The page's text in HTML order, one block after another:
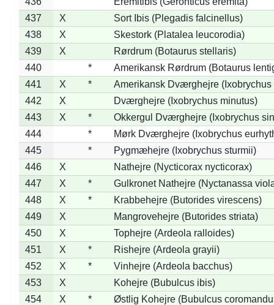
437
X
Sort Ibis (Plegadis falcinellus)
438
X
Skestork (Platalea leucorodia)
439
X
Rørdrum (Botaurus stellaris)
440
*
Amerikansk Rørdrum (Botaurus
441
X *
Amerikansk Dværghejre (Ixobrychus
442
X
Dværghejre (Ixobrychus minutus)
443
X *
Okkergul Dværghejre (Ixobrychus
444
*
Mørk Dværghejre (Ixobrychus
445
*
Pygmæhejre (Ixobrychus sturmii)
446
X
Nathejre (Nycticorax nycticorax)
447
X *
Gulkronet Nathejre (Nyctanassa
448
X *
Krabbehejre (Butorides virescens)
449
X
Mangrovehejre (Butorides striata)
450
X
Tophejre (Ardeola ralloides)
451
X *
Rishejre (Ardeola grayii)
452
X *
Vinhejre (Ardeola bacchus)
453
X
Kohejre (Bubulcus ibis)
454
X *
Østlig Kohejre (Bubulcus